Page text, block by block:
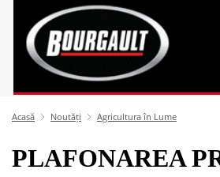
Acasă Noutăți Agricultura în Lume
PLAFONAREA